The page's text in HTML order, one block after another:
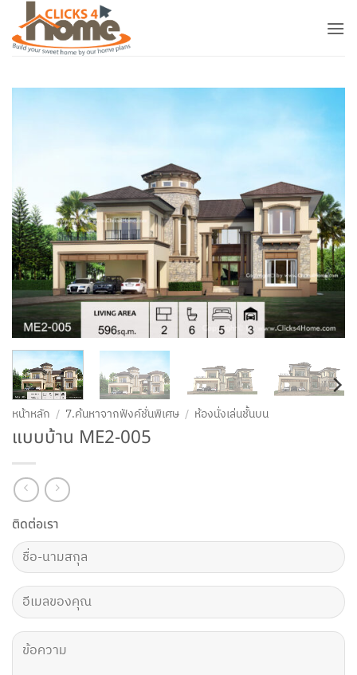
ยัง
หน้าหลัก / 7.ค้นหาจากฟังค์ชั่นพิเศษ / ห้องนั่งเล่นชั้นบน
แบบบ้าน ME2-005
ติดต่อเรา